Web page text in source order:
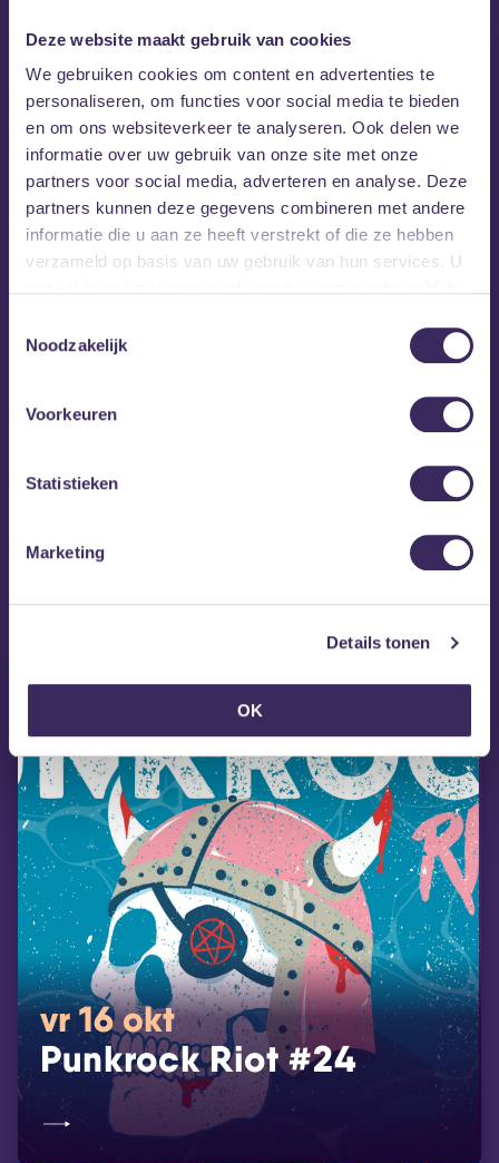
Deze website maakt gebruik van cookies
We gebruiken cookies om content en advertenties te
personaliseren, om functies voor social media te bieden
en om ons websiteverkeer te analyseren. Ook delen we
informatie over uw gebruik van onze site met onze
partners voor social media, adverteren en analyse. Deze
partners kunnen deze gegevens combineren met andere
informatie die u aan ze heeft verstrekt of die ze hebben
verzameld op basis van uw gebruik van hun services. U
Noodzakelijk
Voorkeuren
Statistieken
Marketing
Details tonen
OK
MEZZ tipt
vr 16 okt
Punkrock Riot #24